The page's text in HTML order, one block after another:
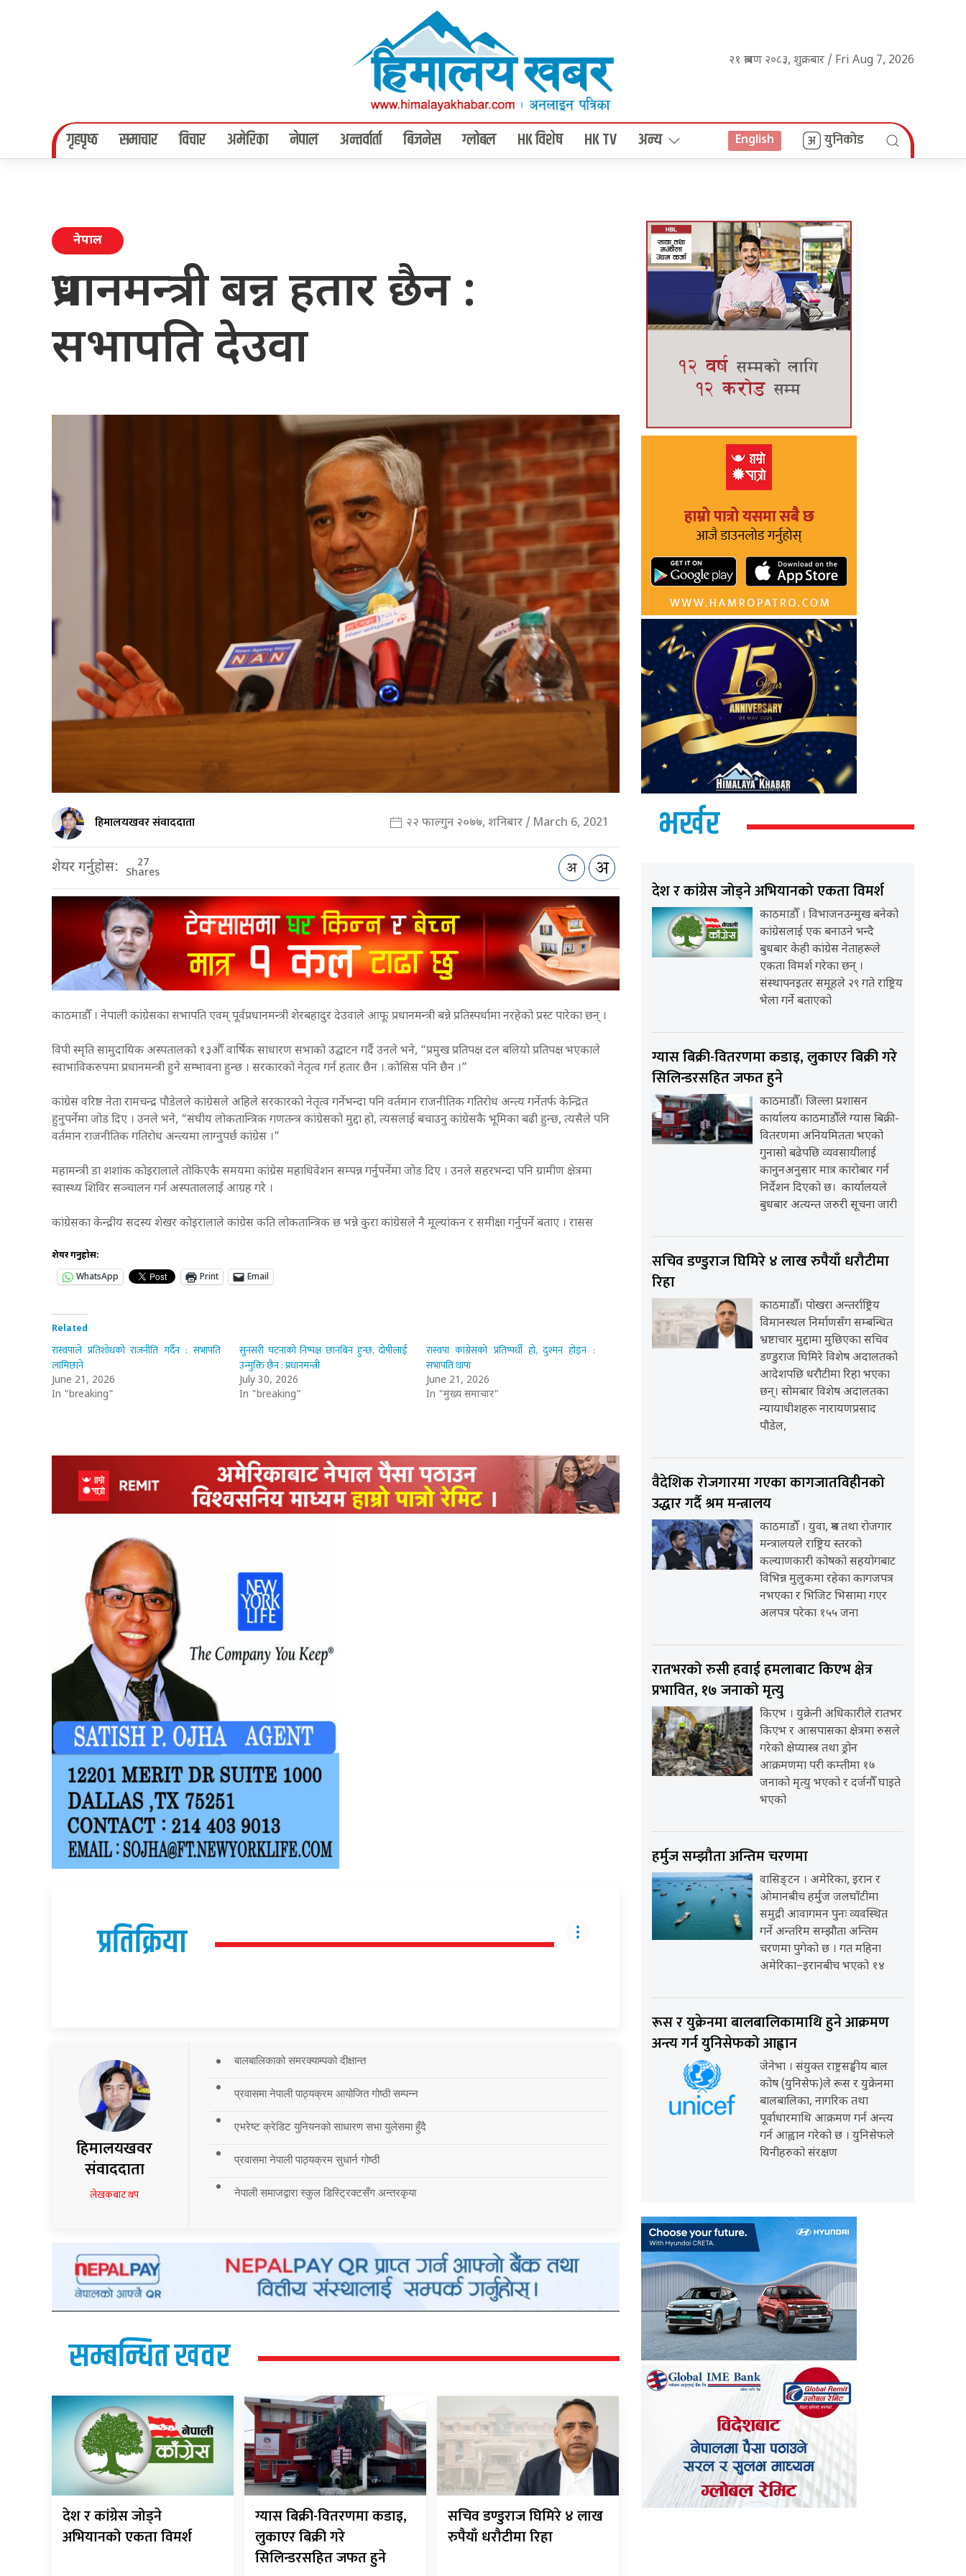
२१ श्रावण २०८३, शुक्रबार / Fri Aug 7, 2026
गृहपृष्‍ठ समाचार विचार अमेरिका नेपाल अन्तर्वार्ता बिजनेस ग्लोबल HK विशेष HK TV अन्य English युनिकोड
नेपाल
प्रधानमन्त्री बन्न हतार छैन :
सभापति देउवा
हिमालयखवर संवाददाता २२ फाल्गुन २०७७, शनिबार / March 6, 2021
शेयर गर्नुहोस: 27
Shares
काठमाडौँ । नेपाली कांग्रेसका सभापति एवम् पूर्वप्रधानमन्त्री शेरबहादुर देउवाले आफू प्रधानमन्त्री बन्ने प्रतिस्पर्धामा नरहेको प्रस्ट पारेका छन् ।
विपी स्मृति सामुदायिक अस्पतालको १३औँ वार्षिक साधारण सभाको उद्घाटन गर्दै उनले भने, “प्रमुख प्रतिपक्ष दल बलियो प्रतिपक्ष भएकाले
स्वाभाविकरुपमा प्रधानमन्त्री हुने सम्भावना हुन्छ । सरकारको नेतृत्व गर्न हतार छैन । कोसिस पनि छैन ।”
कांग्रेस वरिष्ठ नेता रामचन्द्र पौडेलले कांग्रेसले अहिले सरकारको नेतृत्व गर्नेभन्दा पनि वर्तमान राजनीतिक गतिरोध अन्त्य गर्नेतर्फ केन्द्रित
हुनुपर्नेमा जोड दिए । उनले भने, “संघीय लोकतान्त्रिक गणतन्त्र कांग्रेसको मुद्दा हो, त्यसलाई बचाउनु कांग्रेसकै भूमिका बढी हुन्छ, त्यसैले पनि
वर्तमान राजनीतिक गतिरोध अन्त्यमा लाग्नुपर्छ कांग्रेस ।”
महामन्त्री डा शशांक कोइरालाले तोकिएकै समयमा कांग्रेस महाधिवेशन सम्पन्न गर्नुपर्नेमा जोड दिए । उनले सहरभन्दा पनि ग्रामीण क्षेत्रमा
स्वास्थ्य शिविर सञ्चालन गर्न अस्पताललाई आग्रह गरे ।
कांग्रेसका केन्द्रीय सदस्य शेखर कोइरालाले कांग्रेस कति लोकतान्त्रिक छ भन्ने कुरा कांग्रेसले नै मूल्यांकन र समीक्षा गर्नुपर्ने बताए । रासस
शेयर गर्नुहोस:
WhatsApp
Print Email
Related
रास्वपाले प्रतिशोधको राजनीति गर्दैन : सभापति
लामिछाने
June 21, 2026
In "breaking"
सुनसरी घटनाको निष्पक्ष छानबिन हुन्छ, दोषीलाई
उन्मुक्ति छैन : प्रधानमन्त्री
July 30, 2026
In "breaking"
रास्वपा कांग्रेसको प्रतिष्पर्धी हो, दुश्मन होइन :
सभापति थापा
June 21, 2026
In "मुख्य समाचार"
प्रतिक्रिया
हिमालयखवर
संवाददाता
लेखकबाट थप
बालबालिकाको समरक्याम्पको दीक्षान्त
प्रवासमा नेपाली पाठ्यक्रम आयोजित गोष्ठी सम्पन्न
एभरेष्ट क्रेडिट युनियनको साधारण सभा युलेसमा हुँदै
प्रवासमा नेपाली पाठ्यक्रम सुधार्न गोष्ठी
नेपाली समाजद्वारा स्कुल डिस्ट्रिक्टसँग अन्तरकृया
सम्बन्धित खवर
देश र कांग्रेस जोड्ने
अभियानको एकता विमर्श
ग्यास बिक्री-वितरणमा कडाइ,
लुकाएर बिक्री गरे
सिलिन्डरसहित जफत हुने
सचिव डण्डुराज घिमिरे ४ लाख
रुपैयाँ धरौटीमा रिहा
भर्खर
देश र कांग्रेस जोड्ने अभियानको एकता विमर्श
काठमाडौँ । विभाजनउन्मुख बनेको
कांग्रेसलाई एक बनाउने भन्दै
बुधबार केही कांग्रेस नेताहरूले
एकता विमर्श गरेका छन् ।
संस्थापनइतर समूहले २९ गते राष्ट्रिय
भेला गर्ने बताएको
ग्यास बिक्री-वितरणमा कडाइ, लुकाएर बिक्री गरे
सिलिन्डरसहित जफत हुने
काठमाडौँ। जिल्ला प्रशासन
कार्यालय काठमाडौँले ग्यास बिक्री-
वितरणमा अनियमितता भएको
गुनासो बढेपछि व्यवसायीलाई
कानुनअनुसार मात्र कारोबार गर्न
निर्देशन दिएको छ। कार्यालयले
बुधबार अत्यन्त जरुरी सूचना जारी
सचिव डण्डुराज घिमिरे ४ लाख रुपैयाँ धरौटीमा
रिहा
काठमाडौँ। पोखरा अन्तर्राष्ट्रिय
विमानस्थल निर्माणसँग सम्बन्धित
भ्रष्टाचार मुद्दामा मुछिएका सचिव
डण्डुराज घिमिरे विशेष अदालतको
आदेशपछि धरौटीमा रिहा भएका
छन्। सोमबार विशेष अदालतका
न्यायाधीशहरू नारायणप्रसाद
पौडेल,
वैदेशिक रोजगारमा गएका कागजातविहीनको
उद्धार गर्दै श्रम मन्त्रालय
काठमाडौँ । युवा, श्रम तथा रोजगार
मन्त्रालयले राष्ट्रिय स्तरको
कल्याणकारी कोषको सहयोगबाट
विभिन्न मुलुकमा रहेका कागजपत्र
नभएका र भिजिट भिसामा गएर
अलपत्र परेका १५५ जना
रातभरको रुसी हवाई हमलाबाट किएभ क्षेत्र
प्रभावित, १७ जनाको मृत्यु
किएभ । युक्रेनी अधिकारीले रातभर
किएभ र आसपासका क्षेत्रमा रुसले
गरेको क्षेप्यास्त्र तथा ड्रोन
आक्रमणमा परी कम्तीमा १७
जनाको मृत्यु भएको र दर्जनौँ घाइते
भएको
हर्मुज सम्झौता अन्तिम चरणमा
वासिङ्टन । अमेरिका, इरान र
ओमानबीच हर्मुज जलघाँटीमा
समुद्री आवागमन पुनः व्यवस्थित
गर्ने अन्तरिम सम्झौता अन्तिम
चरणमा पुगेको छ । गत महिना
अमेरिका–इरानबीच भएको १४
रूस र युक्रेनमा बालबालिकामाथि हुने आक्रमण
अन्त्य गर्न युनिसेफको आह्वान
जेनेभा । संयुक्त राष्ट्रसङ्घीय बाल
कोष (युनिसेफ)ले रूस र युक्रेनमा
बालबालिका, नागरिक तथा
पूर्वाधारमाथि आक्रमण गर्न अन्त्य
गर्न आह्वान गरेको छ । युनिसेफले
यिनीहरुको संरक्षण